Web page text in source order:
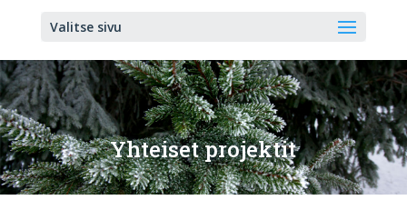
Valitse sivu
Yhteiset projektit